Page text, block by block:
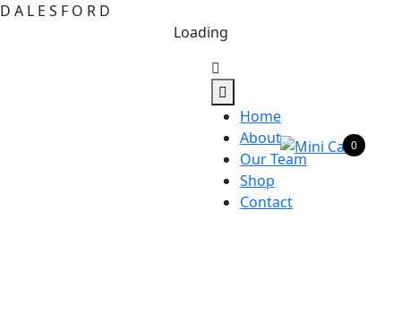
D A L E S F O R D
Loading
Home
About
Our Team
Shop
Contact
0